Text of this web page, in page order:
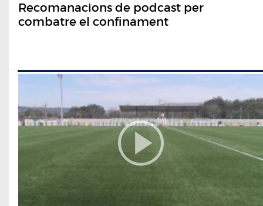
Recomanacions de podcast per
combatre el confinament